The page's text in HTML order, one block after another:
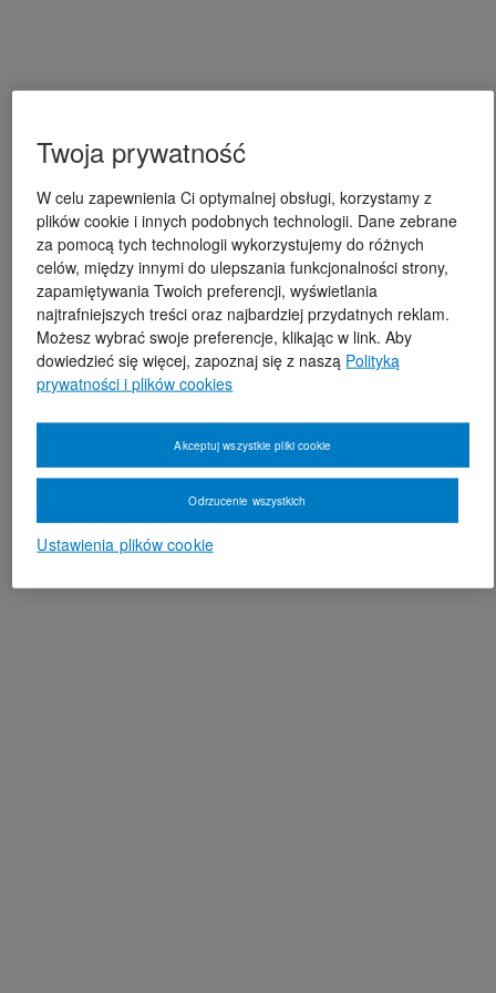
Twoja prywatność
W celu zapewnienia Ci optymalnej obsługi, korzystamy z
plików cookie i innych podobnych technologii. Dane zebrane
za pomocą tych technologii wykorzystujemy do różnych
celów, między innymi do ulepszania funkcjonalności strony,
zapamiętywania Twoich preferencji, wyświetlania
najtrafniejszych treści oraz najbardziej przydatnych reklam.
Możesz wybrać swoje preferencje, klikając w link. Aby
dowiedzieć się więcej, zapoznaj się z naszą Polityką
prywatności i plików cookies
Ustawienia plików cookie
Odrzucenie wszystkich
Akceptuj wszystkie pliki cookie